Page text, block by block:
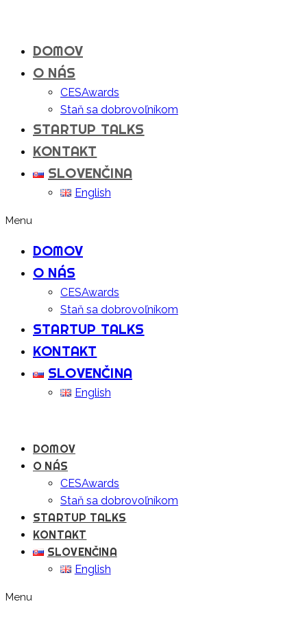
DOMOV
O NÁS
CESAwards
Staň sa dobrovoľníkom
STARTUP TALKS
KONTAKT
SLOVENČINA
English
Menu
DOMOV
O NÁS
CESAwards
Staň sa dobrovoľníkom
STARTUP TALKS
KONTAKT
SLOVENČINA
English
DOMOV
O NÁS
CESAwards
Staň sa dobrovoľníkom
STARTUP TALKS
KONTAKT
SLOVENČINA
English
Menu